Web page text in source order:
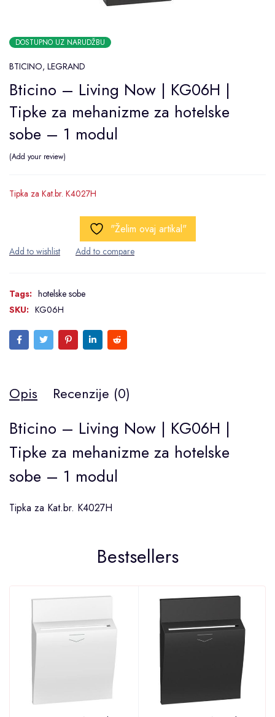
DOSTUPNO UZ NARUDŽBU
BTICINO, LEGRAND
Bticino – Living Now | KG06H |
Tipke za mehanizme za hotelske
sobe – 1 modul
Add your review
Tipka za Kat.br. K4027H
"Želim ovaj artikal"
Tags: hotelske sobe
SKU: KG06H
Opis Recenzije (0)
Bticino – Living Now | KG06H |
Tipke za mehanizme za hotelske
sobe – 1 modul
Tipka za Kat.br. K4027H
Bestsellers